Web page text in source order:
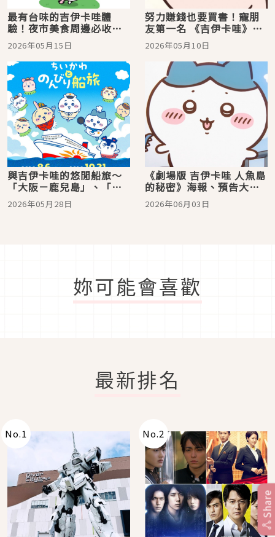
最有台味的吉伊卡哇體
驗！夜市美食周邊必收
「CHIIKAWA DAYS 台北
特展」吉伊卡哇大展 7月
台北登場
2026年05月15日
努力賺錢也要買書！寵朋
友第一名 《吉伊卡哇》裡
乖巧認真的「古本屋」角
色解析
2026年05月10日
與吉伊卡哇的悠閒船旅～
「大阪－鹿兒島」、「茨
城－北海道」兩大航路8月
6日起可愛出航！
2026年05月28日
《劇場版 吉伊卡哇 人魚島
的秘密》海報、預告大公
開 首部官方「中文配音
版」8月初登場
2026年06月03日
妳可能會喜歡
最新排名
No.1 No.2
Share